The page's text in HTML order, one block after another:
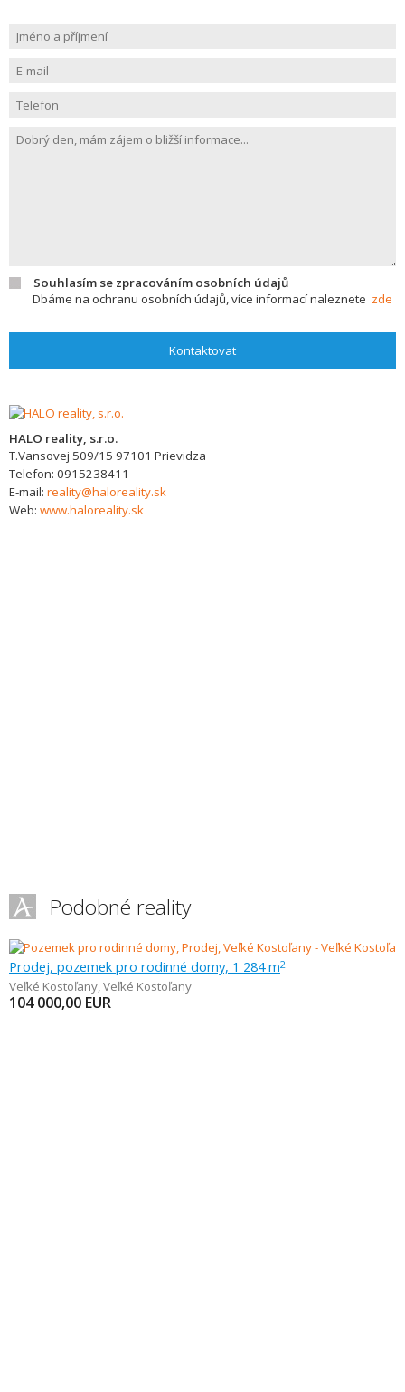
Souhlasím se zpracováním osobních údajů
Dbáme na ochranu osobních údajů, více informací naleznete zde
Kontaktovat
HALO reality, s.r.o.
T.Vansovej 509/15 97101 Prievidza
Telefon: 0915238411
E-mail: reality@haloreality.sk
Web: www.haloreality.sk
Podobné reality
Prodej, pozemek pro rodinné domy, 1 284 m2
Veľké Kostoľany,Veľké Kostoľany
104 000,00 EUR